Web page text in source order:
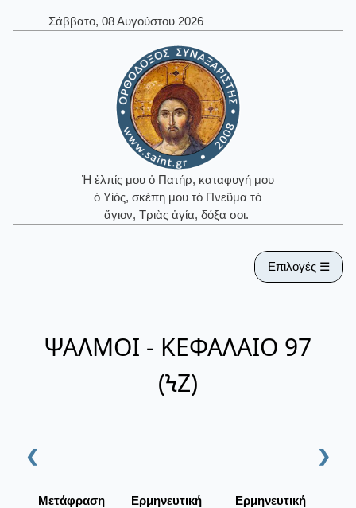
Σάββατο, 08 Αυγούστου 2026
Ἡ ἐλπίς μου ὁ Πατήρ, καταφυγή μου
ὁ Υἱός, σκέπη μου τὸ Πνεῦμα τὸ
ἅγιον, Τριὰς ἁγία, δόξα σοι.
Επιλογές ☰
ΨΑΛΜΟΙ - ΚΕΦΑΛΑΙΟ 97
(ϞΖ)
❮ ❯
Μετάφραση
Ερμηνευτική
Ερμηνευτική